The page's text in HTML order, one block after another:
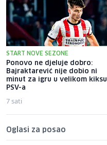
START NOVE SEZONE
Ponovo ne djeluje dobro:
Bajraktarević nije dobio ni
minut za igru u velikom kiksu
PSV-a
7 sati
Oglasi za posao